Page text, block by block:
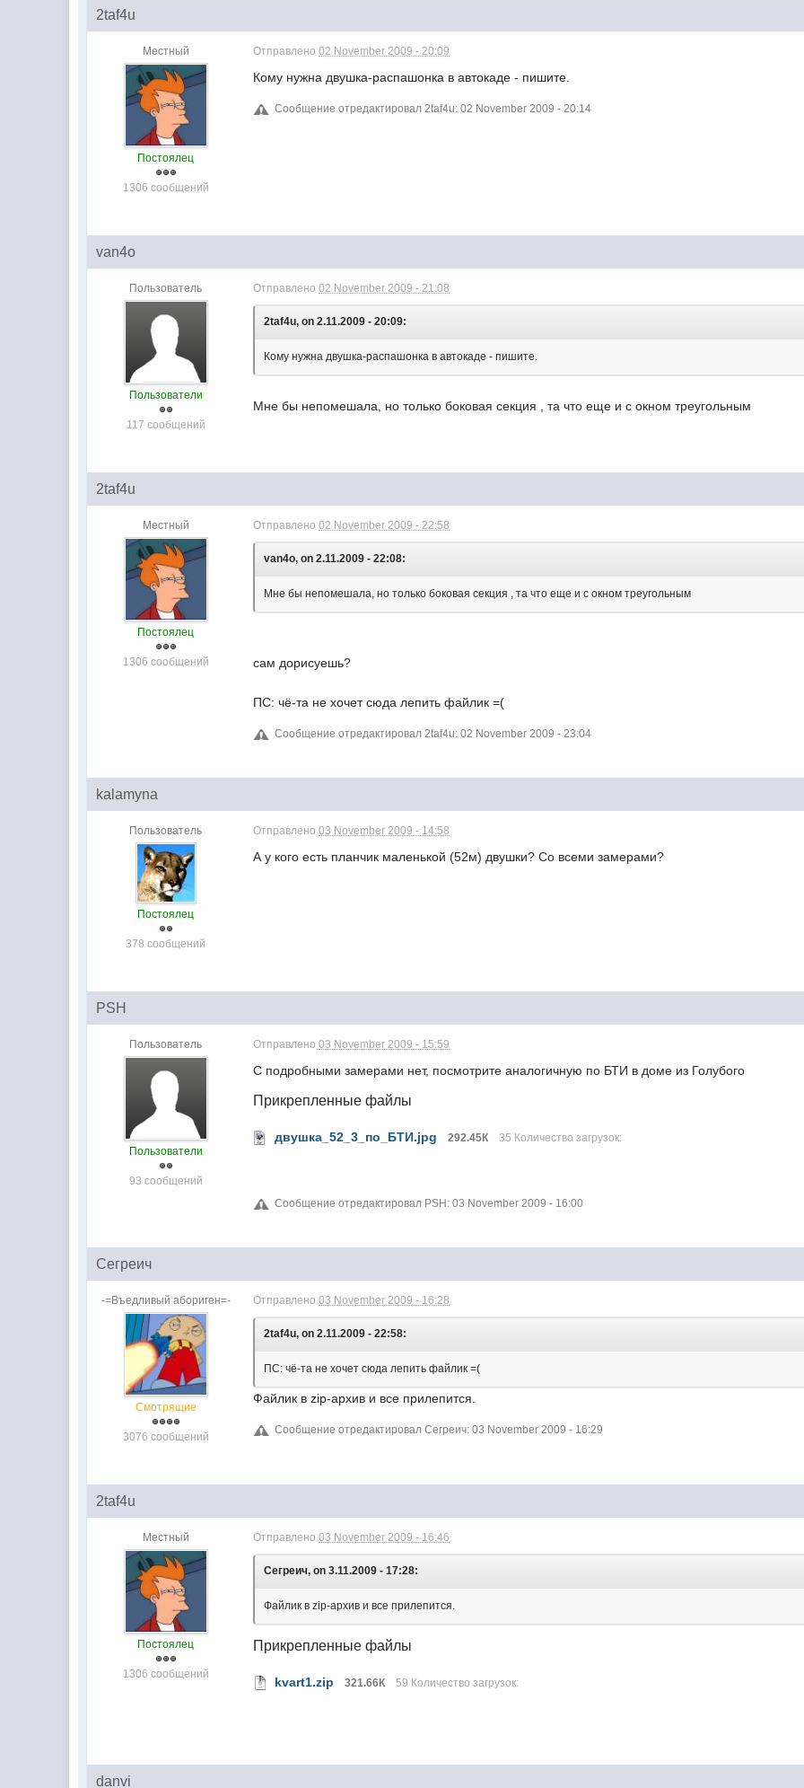
2taf4u
Местный
Постоялец
1306 сообщений
Отправлено02 November 2009 - 20:09
Кому нужна двушка-распашонка в автокаде - пишите.
Сообщение отредактировал 2taf4u: 02 November 2009 - 20:14
van4o
Пользователь
Пользователи
117 сообщений
Отправлено02 November 2009 - 21:08
2taf4u, on 2.11.2009 - 20:09:
Кому нужна двушка-распашонка в автокаде - пишите.
Мне бы непомешала, но только боковая секция , та что еще и с окном треугольным
2taf4u
Местный
Постоялец
1306 сообщений
Отправлено02 November 2009 - 22:58
van4o, on 2.11.2009 - 22:08:
Мне бы непомешала, но только боковая секция , та что еще и с окном треугольным
сам дорисуешь?
ПС: чё-та не хочет сюда лепить файлик =(
Сообщение отредактировал 2taf4u: 02 November 2009 - 23:04
kalamyna
Пользователь
Постоялец
378 сообщений
Отправлено03 November 2009 - 14:58
А у кого есть планчик маленькой (52м) двушки? Со всеми замерами?
PSH
Пользователь
Пользователи
93 сообщений
Отправлено03 November 2009 - 15:59
С подробными замерами нет, посмотрите аналогичную по БТИ в доме из Голубого
Прикрепленные файлы
двушка_52_3_по_БТИ.jpg 292.45К 35 Количество загрузок:
Сообщение отредактировал PSH: 03 November 2009 - 16:00
Сегреич
-=Въедливый абориген=-
Смотрящие
3076 сообщений
Отправлено03 November 2009 - 16:28
2taf4u, on 2.11.2009 - 22:58:
ПС: чё-та не хочет сюда лепить файлик =(
Файлик в zip-архив и все прилепится.
Сообщение отредактировал Сегреич: 03 November 2009 - 16:29
2taf4u
Местный
Постоялец
1306 сообщений
Отправлено03 November 2009 - 16:46
Сегреич, on 3.11.2009 - 17:28:
Файлик в zip-архив и все прилепится.
Прикрепленные файлы
kvart1.zip 321.66К 59 Количество загрузок:
danvi